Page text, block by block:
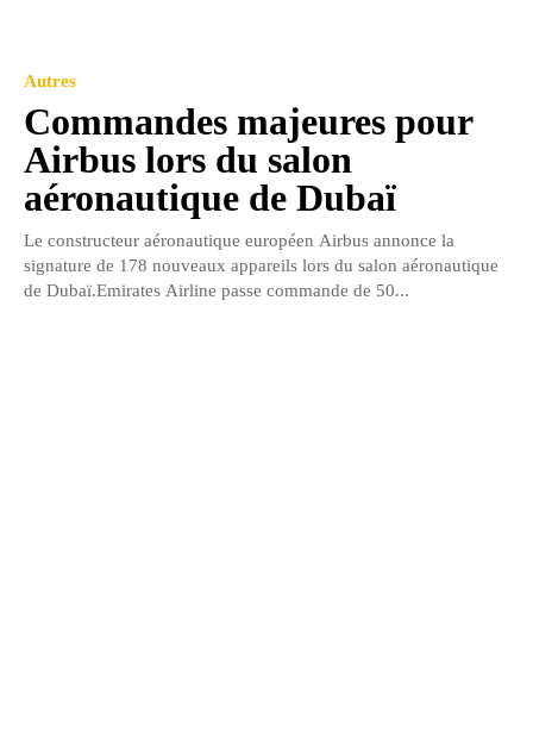
Autres
Commandes majeures pour
Airbus lors du salon
aéronautique de Dubaï
Le constructeur aéronautique européen Airbus annonce la
signature de 178 nouveaux appareils lors du salon aéronautique
de Dubaï.Emirates Airline passe commande de 50...